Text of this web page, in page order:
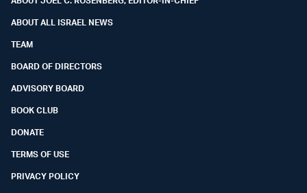
ABOUT ALL ISRAEL NEWS
TEAM
BOARD OF DIRECTORS
ADVISORY BOARD
BOOK CLUB
DONATE
TERMS OF USE
PRIVACY POLICY